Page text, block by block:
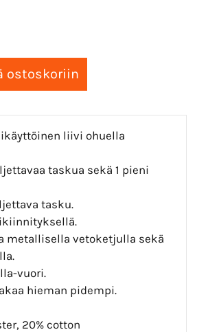
liivi ohuella
taskua sekä 1 pieni
tasku.
metallisella vetoketjulla sekä
vuori.
hieman pidempi.
20% cotton